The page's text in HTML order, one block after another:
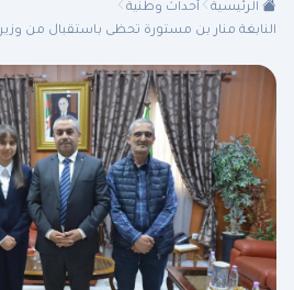
الجزائر الجالية المنتخب
اقتصاد رياضة
الرئيسية
أحداث وطنية
النابغة منار بن مستورة تحظى باستقبال من وزير